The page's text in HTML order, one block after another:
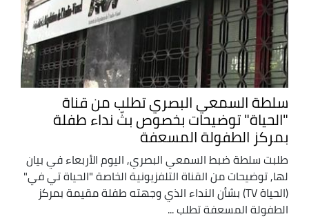
سلطة السمعي البصري تطلب من قناة
"الحياة" توضيحات بخصوص بثّ نداء طفلة
بمركز الطفولة المسعفة
طلبت سلطة ضبط السمعي البصري, اليوم الأربعاء في بيان
لها, توضيحات من القناة التلفزيونية الخاصة "الحياة تي في"
(الحياة TV) بشأن النداء الذي وجهته طفلة مقيمة بمركز
الطفولة المسعفة تطلب ...